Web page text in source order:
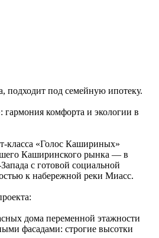
подходит под семейную ипотеку.
комфорта и экологии в
«Голос Кашириных»
Каширинского рынка — в
с готовой социальной
к набережной реки Миасс.
дома переменной этажности
фасадами: строгие высотки